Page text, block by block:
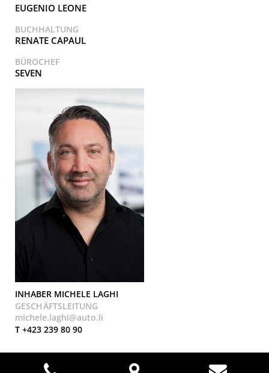
EUGENIO LEONE
BUCHHALTUNG
RENATE CAPAUL
BÜROCHEF
SEVEN
INHABER MICHELE LAGHI
GESCHÄFTSLEITUNG
michele.laghi@auto.li
T +423 239 80 90